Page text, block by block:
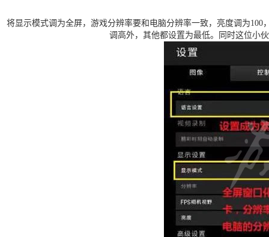
将显示模式调为全屏，游戏分辨率要和电脑分辨率一致，亮度调为
调高外，其他都设置为最低。同时这位小